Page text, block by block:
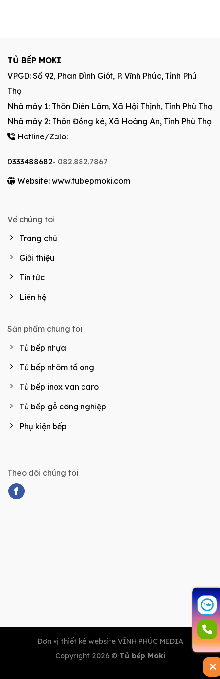
TỦ BẾP MOKI
VPGD: Số 92, Phan Đình Giót, P. Vĩnh Phúc, Tỉnh Phú
Thọ
Nhà máy 1: Thôn Diên Lâm, Xã Hội Thịnh, Tỉnh Phú Thọ
Nhà máy 2: Thôn Đồng ké, Xã Hoàng An, Tỉnh Phú Thọ
Hotline/Zalo:
0333488682- 082.882.7867
Website: www.tubepmoki.com
Về chúng tôi
Trang chủ
Giới thiệu
Tin tức
Liên hệ
Sản phẩm chúng tôi
Tủ bếp nhựa
Tủ bếp nhôm tổ ong
Tủ bếp inox vân caro
Tủ bếp gỗ công nghiệp
Phụ kiện bếp
Theo dõi chúng tôi
Đơn vị thiết kế website VĨNH PHÚC MEDIA
Copyright 2026 © Tủ bếp Moki